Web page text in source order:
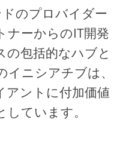
のプロバイダー
ナーからのIT開発
の包括的なハブと
ニシアチブは、
アントに付加価値
ています。